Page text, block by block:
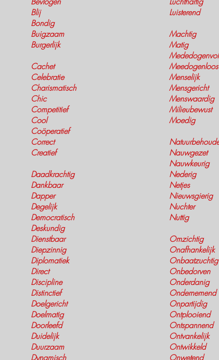
Blij
Bondig
Buigzaam
Burgerlijk
Cachet
Celebratie
Charismatisch
Chic
Competitief
Cool
Coöperatief
Correct
Creatief
Daadkrachtig
Dankbaar
Dapper
Degelijk
Democratisch
Deskundig
Dienstbaar
Diepzinnig
Diplomatiek
Direct
Discipline
Distinctief
Doelgericht
Doelmatig
Doorleefd
Duidelijk
Duurzaam
Dynamisch
Luisterend
Machtig
Matig
Mededogenvol
Meedogenloos
Menselijk
Mensgericht
Menswaardig
Milieubewust
Moedig
Nauwgezet
Nauwkeurig
Nederig
Netjes
Nieuwsgierig
Nuchter
Nuttig
Omzichtig
Onafhankelijk
Onbaatzuchtig
Onbedorven
Onderdanig
Ondernemend
Onpartijdig
Ontplooiend
Ontspannend
Ontvankelijk
Ontwikkeld
Onwetend